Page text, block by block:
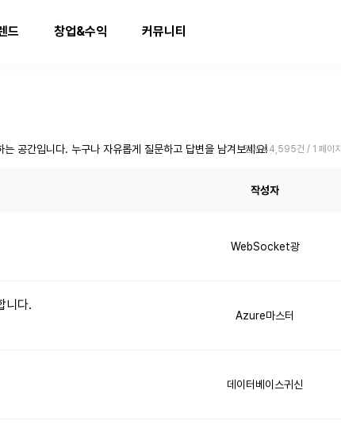
드 창업&수익 커뮤니티
공간입니다. 누구나 자유롭게 질문하고 답변을 남겨보세요!전체 44,595건 / 1 페이지
작성자
WebSocket광
니다.
Azure마스터
데이터베이스귀신